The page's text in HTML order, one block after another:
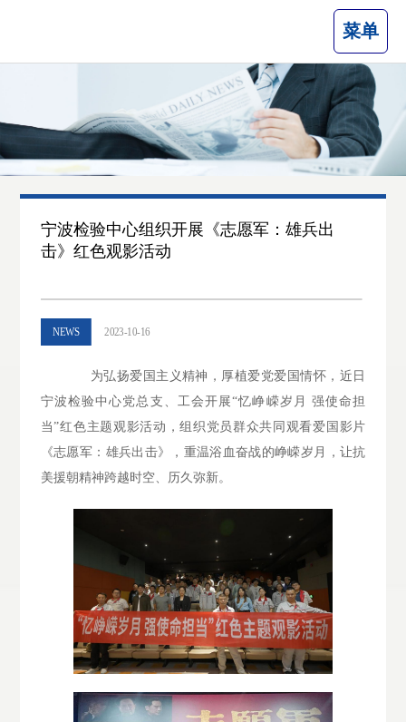
菜单
宁波检验中心组织开展《志愿军：雄兵出
击》红色观影活动
NEWS 2023-10-16
为弘扬爱国主义精神，厚植爱党爱国情怀，近日
宁波检验中心党总支、工会开展“忆峥嵘岁月 强使命担
当”红色主题观影活动，组织党员群众共同观看爱国影片
《志愿军：雄兵出击》，重温浴血奋战的峥嵘岁月，让抗
美援朝精神跨越时空、历久弥新。